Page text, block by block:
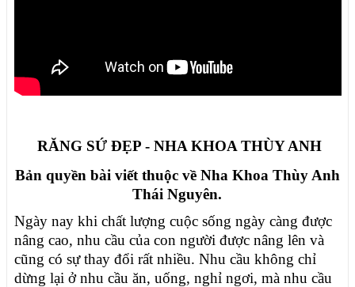
RĂNG SỨ ĐẸP - NHA KHOA THÙY ANH
Bản quyền bài viết thuộc về Nha Khoa Thùy Anh
Thái Nguyên.
Ngày nay khi chất lượng cuộc sống ngày càng được
nâng cao, nhu cầu của con người được nâng lên và
cũng có sự thay đổi rất nhiều. Nhu cầu không chỉ
dừng lại ở nhu cầu ăn, uống, nghỉ ngơi, mà nhu cầu